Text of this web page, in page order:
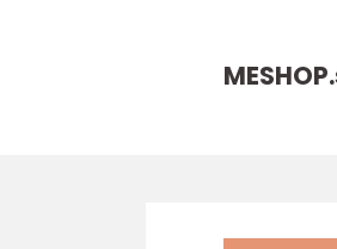
MESHOP.